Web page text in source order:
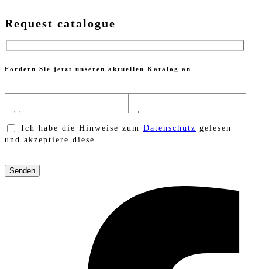
Request catalogue
Fordern Sie jetzt unseren aktuellen Katalog an
Ich habe die Hinweise zum Datenschutz gelesen
und akzeptiere diese.
lasse